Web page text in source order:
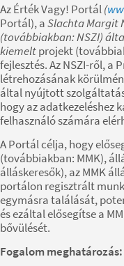
Az Érték Vagy! Portál(
Portál), aSlachta Margit
(továbbiakban: NSZI)
kiemeltprojekt
fejlesztés. Az NSZI-ről, a
létrehozásának
által nyújtott
hogy az adatkezeléshez
felhasználó számára
A Portál célja, hogy
(továbbiakban: MMK),
álláskeresők), az MMK
portálon regisztrált
egymásra találását,
és ezáltal elősegítse a
bővülését.
Fogalom meghatározás: